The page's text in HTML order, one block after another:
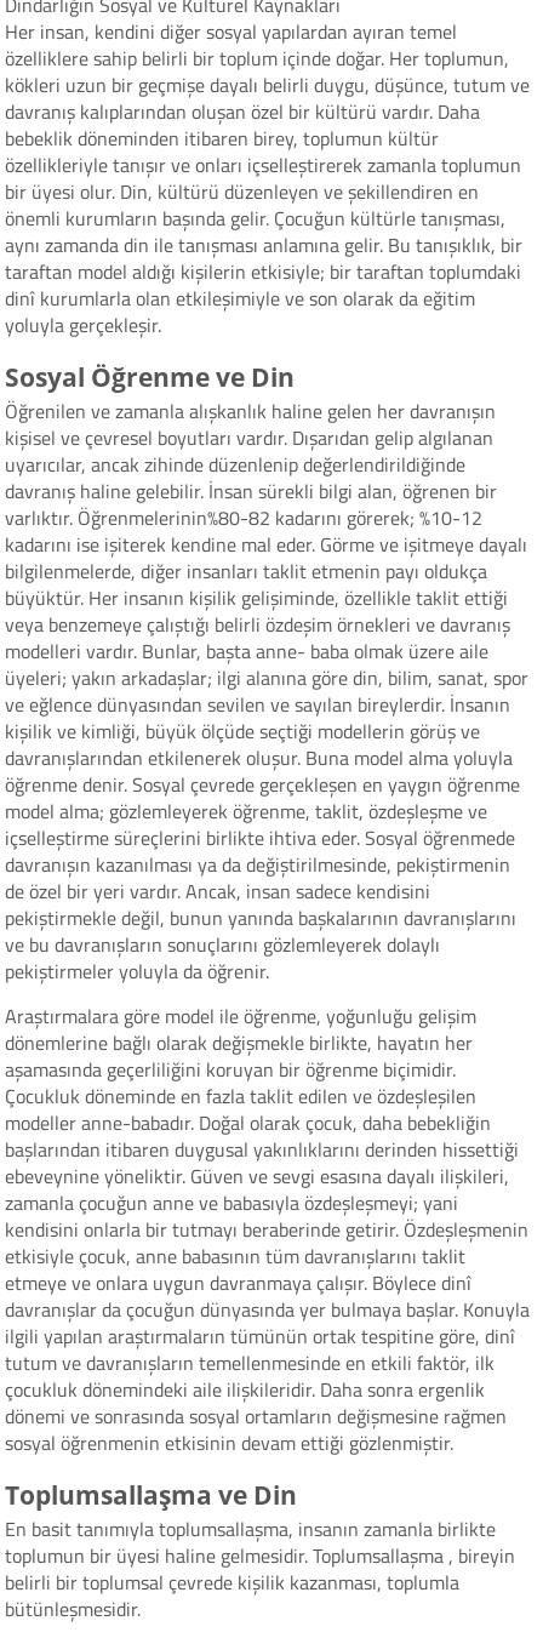
Her insan, kendini diğer sosyal yapılardan ayıran temel
özelliklere sahip belirli bir toplum içinde doğar. Her toplumun,
kökleri uzun bir geçmişe dayalı belirli duygu, düşünce, tutum ve
davranış kalıplarından oluşan özel bir kültürü vardır. Daha
bebeklik döneminden itibaren birey, toplumun kültür
özellikleriyle tanışır ve onları içselleştirerek zamanla toplumun
bir üyesi olur. Din, kültürü düzenleyen ve şekillendiren en
önemli kurumların başında gelir. Çocuğun kültürle tanışması,
aynı zamanda din ile tanışması anlamına gelir. Bu tanışıklık, bir
taraftan model aldığı kişilerin etkisiyle; bir taraftan toplumdaki
dinî kurumlarla olan etkileşimiyle ve son olarak da eğitim
yoluyla gerçekleşir.
Sosyal Öğrenme ve Din
Öğrenilen ve zamanla alışkanlık haline gelen her davranışın
kişisel ve çevresel boyutları vardır. Dışarıdan gelip algılanan
uyarıcılar, ancak zihinde düzenlenip değerlendirildiğinde
davranış haline gelebilir. İnsan sürekli bilgi alan, öğrenen bir
varlıktır. Öğrenmelerinin%80-82 kadarını görerek; %10-12
kadarını ise işiterek kendine mal eder. Görme ve işitmeye dayalı
bilgilenmelerde, diğer insanları taklit etmenin payı oldukça
büyüktür. Her insanın kişilik gelişiminde, özellikle taklit ettiği
veya benzemeye çalıştığı belirli özdeşim örnekleri ve davranış
modelleri vardır. Bunlar, başta anne- baba olmak üzere aile
üyeleri; yakın arkadaşlar; ilgi alanına göre din, bilim, sanat, spor
ve eğlence dünyasından sevilen ve sayılan bireylerdir. İnsanın
kişilik ve kimliği, büyük ölçüde seçtiği modellerin görüş ve
davranışlarından etkilenerek oluşur. Buna model alma yoluyla
öğrenme denir. Sosyal çevrede gerçekleşen en yaygın öğrenme
model alma; gözlemleyerek öğrenme, taklit, özdeşleşme ve
içselleştirme süreçlerini birlikte ihtiva eder. Sosyal öğrenmede
davranışın kazanılması ya da değiştirilmesinde, pekiştirmenin
de özel bir yeri vardır. Ancak, insan sadece kendisini
pekiştirmekle değil, bunun yanında başkalarının davranışlarını
ve bu davranışların sonuçlarını gözlemleyerek dolaylı
pekiştirmeler yoluyla da öğrenir.
Araştırmalara göre model ile öğrenme, yoğunluğu gelişim
dönemlerine bağlı olarak değişmekle birlikte, hayatın her
aşamasında geçerliliğini koruyan bir öğrenme biçimidir.
Çocukluk döneminde en fazla taklit edilen ve özdeşleşilen
modeller anne-babadır. Doğal olarak çocuk, daha bebekliğin
başlarından itibaren duygusal yakınlıklarını derinden hissettiği
ebeveynine yöneliktir. Güven ve sevgi esasına dayalı ilişkileri,
zamanla çocuğun anne ve babasıyla özdeşleşmeyi; yani
kendisini onlarla bir tutmayı beraberinde getirir. Özdeşleşmenin
etkisiyle çocuk, anne babasının tüm davranışlarını taklit
etmeye ve onlara uygun davranmaya çalışır. Böylece dinî
davranışlar da çocuğun dünyasında yer bulmaya başlar. Konuyla
ilgili yapılan araştırmaların tümünün ortak tespitine göre, dinî
tutum ve davranışların temellenmesinde en etkili faktör, ilk
çocukluk dönemindeki aile ilişkileridir. Daha sonra ergenlik
dönemi ve sonrasında sosyal ortamların değişmesine rağmen
sosyal öğrenmenin etkisinin devam ettiği gözlenmiştir.
Toplumsallaşma ve Din
En basit tanımıyla toplumsallaşma, insanın zamanla birlikte
toplumun bir üyesi haline gelmesidir. Toplumsallaşma , bireyin
belirli bir toplumsal çevrede kişilik kazanması, toplumla
bütünleşmesidir.